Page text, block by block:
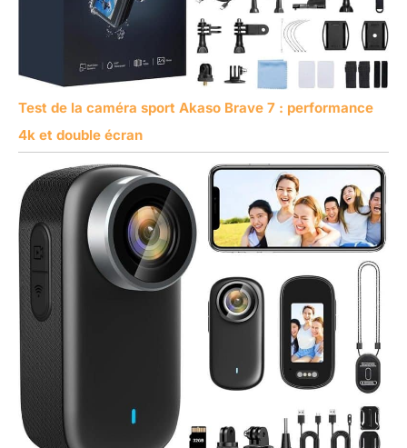
Test de la caméra sport Akaso Brave 7 : performance
4k et double écran